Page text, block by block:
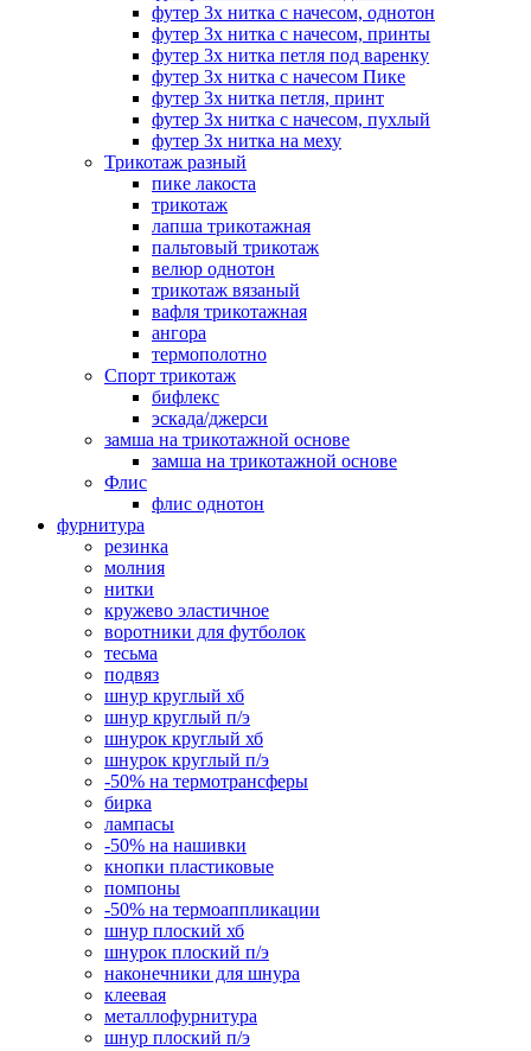
футер 3х нитка с начесом, однотон
футер 3х нитка с начесом, принты
футер 3х нитка петля под варенку
футер 3х нитка с начесом Пике
футер 3х нитка петля, принт
футер 3х нитка с начесом, пухлый
футер 3х нитка на меху
Трикотаж разный
пике лакоста
трикотаж
лапша трикотажная
пальтовый трикотаж
велюр однотон
трикотаж вязаный
вафля трикотажная
ангора
термополотно
Спорт трикотаж
бифлекс
эскада/джерси
замша на трикотажной основе
замша на трикотажной основе
Флис
флис однотон
фурнитура
резинка
молния
нитки
кружево эластичное
воротники для футболок
тесьма
подвяз
шнур круглый хб
шнур круглый п/э
шнурок круглый хб
шнурок круглый п/э
-50% на термотрансферы
бирка
лампасы
-50% на нашивки
кнопки пластиковые
помпоны
-50% на термоаппликации
шнур плоский хб
шнурок плоский п/э
наконечники для шнура
клеевая
металлофурнитура
шнур плоский п/э